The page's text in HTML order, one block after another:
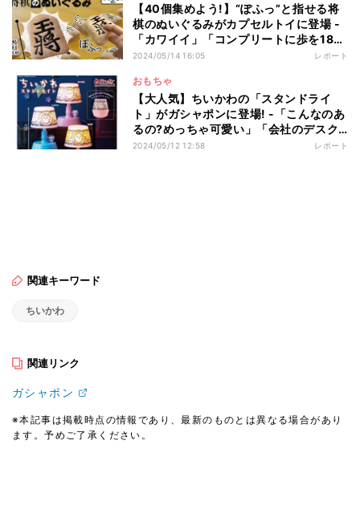
【40個集めよう!】“ぽふっ”と指せる将
棋のぬいぐるみがカプセルトイに登場 -
「カワイイ」「コンプリートに歩を18コ
集めるのが大変っ」と話題に
2024/05/14 16:05 レポート
おもちゃ
【大人気】ちいかわの「スタンドライ
ト」がガシャポンに登場! -「こんなのあ
るの?めっちゃ可愛い」「会社のデスク
に置きたい」と話題沸騰
2024/05/12 12:58 レポート
関連キーワード
ちいかわ
関連リンク
ガシャポン
※本記事は掲載時点の情報であり、最新のものとは異なる場合があり
ます。予めご了承ください。